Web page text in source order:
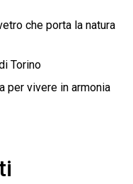
che porta la natura
Torino
per vivere in armonia